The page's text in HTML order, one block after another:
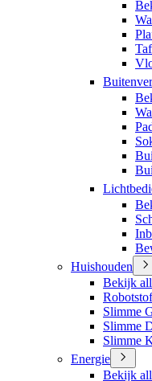
Huishouden
Bekijk
Slimme
Slimme
Slimme
Energie
Bekijk